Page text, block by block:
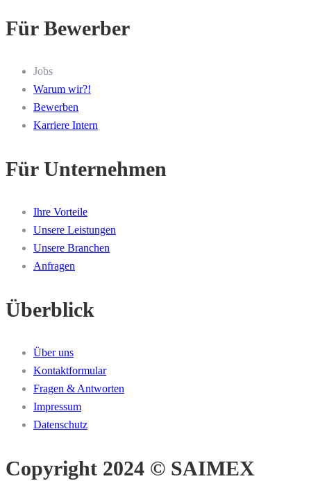
Für Bewerber
Jobs
Warum wir?!
Bewerben
Karriere Intern
Für Unternehmen
Ihre Vorteile
Unsere Leistungen
Unsere Branchen
Anfragen
Überblick
Über uns
Kontaktformular
Fragen & Antworten
Impressum
Datenschutz
Copyright 2024 © SAIMEX